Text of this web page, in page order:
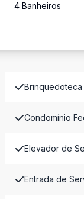
4 Banheiros
Brinquedoteca
Condomínio
Elevador de
Entrada de